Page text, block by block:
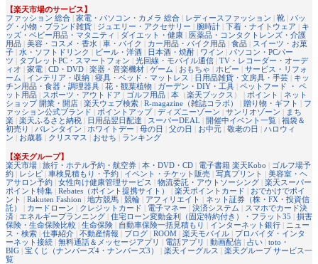
【楽天市場のサービス】
ファッション 総合 | 家電・パソコン・カメラ 総合 | レディースファッション | 靴 | バッ
グ・小物・ブランド雑貨 | ジュエリー・アクセサリー | 腕時計 | 下着・ナイトウェア | キ
ッズ・ベビー用品・マタニティ | ダイエット・健康 | 医薬品・コンタクトレンズ・介護
用品 | 美容・コスメ・香水 | 車・バイク | カー用品・バイク用品 | 食品 | スイーツ・お菓
子 | 水・ソフトドリンク | ビール・洋酒 | 日本酒・焼酎 | ワイン | パソコン・PCパー
ツ | タブレットPC・スマートフォン | 光回線・モバイル通信 | TV・レコーダー・オーデ
ィオ | 家電 | CD・DVD | 楽器・音楽機材 | ゲーム | おもちゃ | ホビー | サービス・リフォ
ーム | インテリア・収納 | 寝具・ベッド・マットレス | 日用品雑貨・文房具・手芸 | キッ
チン用品・食器・調理器具 | 花・観葉植物 | ガーデン・DIY・工具 | ペットフード ・ ペ
ット用品 | スポーツ・アウトドア | ゴルフ用品 | 本 （楽天ブックス ） | ポイント | ネット
ショップ 開業・開店 | 楽天ウェブ検索 | R-magazine（雑誌コラボ） | 贈り物・ギフト | フ
ァッション公式ブランド | ポイントアップ| ディズニーゾーン | サンリオゾーン | まち
楽 | 楽天ふるさと納税 | 日用品翌日配達 | スーパーDEAL | 開催中イベント一覧 | 福袋＆
初売り | バレンタイン | ホワイトデー | 母の日 | 父の日 | お中元 | 敬老の日 | ハロウィ
ン | お歳暮 | クリスマス | おせち | ランキング
【楽天グループ】
楽天市場 | 旅行・ホテル予約・航空券 | 本・DVD・CD | 電子書籍 楽天Kobo | ゴルフ場予
約 | レシピ | 車検見積もり・予約 | イベント・チケット販売 | 写真プリント | 美容室・ヘ
アサロン予約 | 女性向け健康管理サービス | 物流委託・アウトソーシング | 楽天スーパー
ポイント特集 | Rebates（ポイント提携サイト） | 楽天ポイントカード | おでかけでポイ
ント | Rakuten Fashion | 地方競馬 | 競輪 | アフィリエイト | ネット証券（株・FX・投資信
託）
| カードローン | クレジットカード | 電子マネー | 決済システム | スマホでカード決
済 | エネルギープランニング | 住宅ローン変動金利（固定特約付き）・フラット35 | 損害
保険・生命保険比較 | 生命保険 | 自動車保険一括見積もり | インターネット銀行 | ニュー
ス・検索 | 仕事紹介 | 不動産情報 | ブログ | ROOM | 楽天モバイル | プロバイダ・インタ
ーネット接続 | 無料通話＆メッセージアプリ | 電話アプリ | 動画配信 | 占い | toto・
BIG | 宝くじ（ナンバーズ4・ナンバーズ3） | 楽天イーグルス | 楽天グループ サービス一
覧